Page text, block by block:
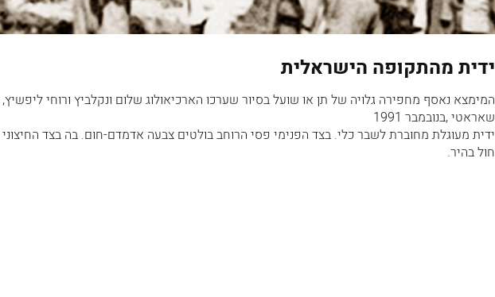
ידית מהתקופה הישראלית
המימצא נאסף מחפירה גלויה של תן או שועל בסיור שערכו הארכיאולוג שלום ונקלביץ ורוחי
שאראטי ,בנובמבר 1991
ידית מעוגלת מחוברת לשבר כלי. בצד הפנימי פסי הרוחב בולטים צבעה אדמדם-חום. בה בצד
חול בהיר.